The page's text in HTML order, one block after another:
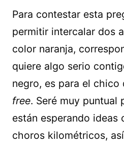
Para contestar esta
permitir intercalar dos
color naranja,
quiere algo serio
negro, es para el chico
free. Seré muy puntual
están esperando ideas
choros kilométricos,